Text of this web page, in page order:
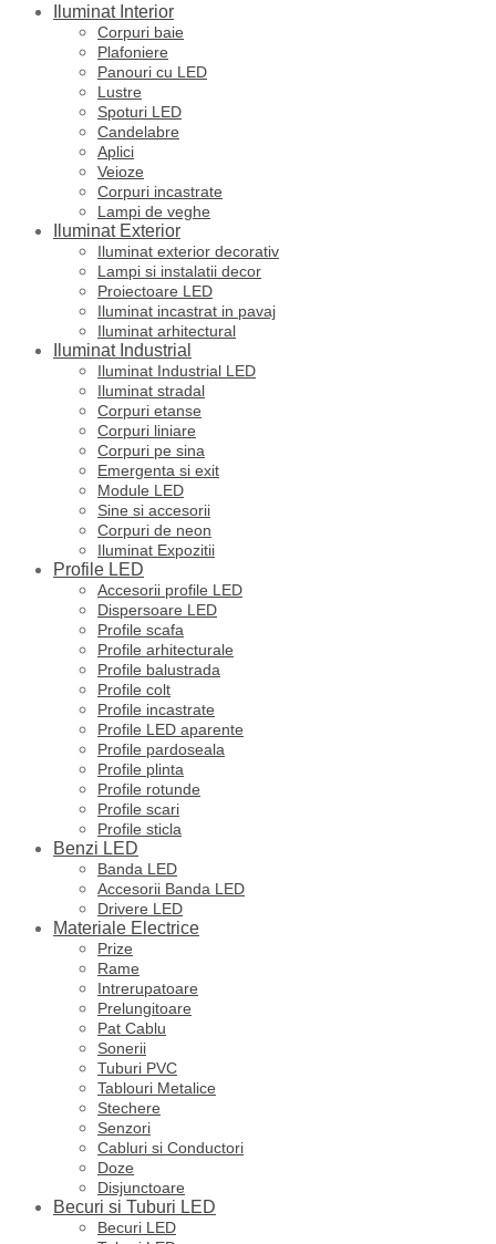
Iluminat Interior
Corpuri baie
Plafoniere
Panouri cu LED
Lustre
Spoturi LED
Candelabre
Aplici
Veioze
Corpuri incastrate
Lampi de veghe
Iluminat Exterior
Iluminat exterior decorativ
Lampi si instalatii decor
Proiectoare LED
Iluminat incastrat in pavaj
Iluminat arhitectural
Iluminat Industrial
Iluminat Industrial LED
Iluminat stradal
Corpuri etanse
Corpuri liniare
Corpuri pe sina
Emergenta si exit
Module LED
Sine si accesorii
Corpuri de neon
Iluminat Expozitii
Profile LED
Accesorii profile LED
Dispersoare LED
Profile scafa
Profile arhitecturale
Profile balustrada
Profile colt
Profile incastrate
Profile LED aparente
Profile pardoseala
Profile plinta
Profile rotunde
Profile scari
Profile sticla
Benzi LED
Banda LED
Accesorii Banda LED
Drivere LED
Materiale Electrice
Prize
Rame
Intrerupatoare
Prelungitoare
Pat Cablu
Sonerii
Tuburi PVC
Tablouri Metalice
Stechere
Senzori
Cabluri si Conductori
Doze
Disjunctoare
Becuri si Tuburi LED
Becuri LED